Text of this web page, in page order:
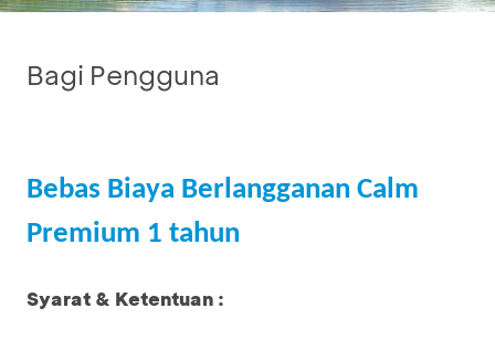
Bagi Pengguna
Bebas Biaya Berlangganan Calm
Premium 1 tahun
Syarat & Ketentuan :